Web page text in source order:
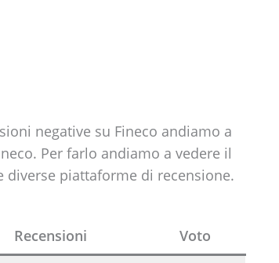
negative su Fineco andiamo a
Per farlo andiamo a vedere il
piattaforme di recensione.
Recensioni Voto